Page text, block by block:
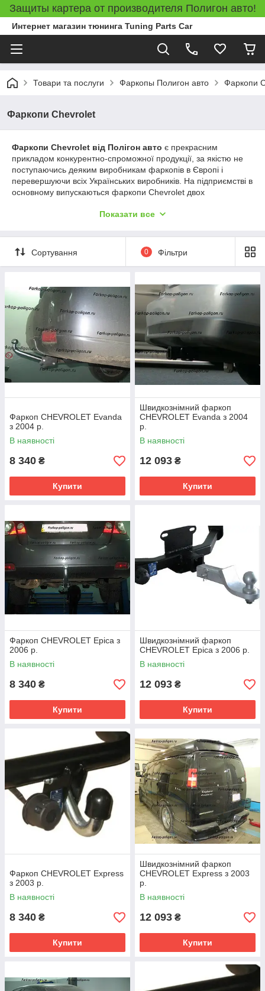
Защиты картера от производителя Полигон авто!
Интернет магазин тюнинга Tuning Parts Car
Товари та послуги Фаркопы Полигон авто Фаркопи
Фаркопи Chevrolet
Фаркопи Chevrolet від Полігон авто є прекрасним
прикладом конкурентно-спроможної продукції, за якістю не
поступаючись деяким виробникам фаркопів в Європі і
перевершуючи всіх Українських виробників. На підприємстві в
основному випускаються фаркопи Chevrolet двох
знімається гак кріпиться до рами фаркопа двома болтами) і
(американський тип такого фаркопа з квадратом 50Х50 мм).
Фаркопи Полігон авто - якісна продукція, яку вже встигли
оцінити не тільки Українські автолюбителі, але і автовласники
У нашому інтернет магазині Tuning Parts Car можнакупити
фаркоп Chevrolet
з повним супроводом угоди, від докладної
консультації, до отримання фаркопа в руки.
Доставка всіх фаркопів
проводиться не тільки по території
України, для клієнта можлива доставка в будь-яку точку світу
в найкоротші терміни. Наші фаркопи Chevrolet вже оцінили
тисячі автолюбителів по Україні, країнам СНД і Прибалтиці.
Сайт з повним описом: farkop
Показати все
Сортування 0 Фільтри
Фаркоп CHEVROLET Evanda
з 2004 р.
В наявності
8 340 ₴
Купити
Швидкознімний фаркоп
CHEVROLET Evanda з 2004
р.
В наявності
12 093 ₴
Купити
Фаркоп CHEVROLET Epica з
2006 р.
В наявності
8 340 ₴
Купити
Швидкознімний фаркоп
CHEVROLET Epica з 2006 р.
В наявності
12 093 ₴
Купити
Фаркоп CHEVROLET Express
з 2003 р.
В наявності
8 340 ₴
Купити
Швидкознімний фаркоп
CHEVROLET Express з 2003
р.
В наявності
12 093 ₴
Купити